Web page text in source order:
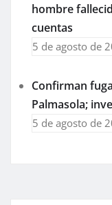
hombre
cuentas
5 de agosto de
Confirman
Palmasola;
5 de agosto de